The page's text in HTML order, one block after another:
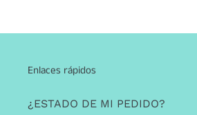
Enlaces rápidos
¿ESTADO DE MI PEDIDO?